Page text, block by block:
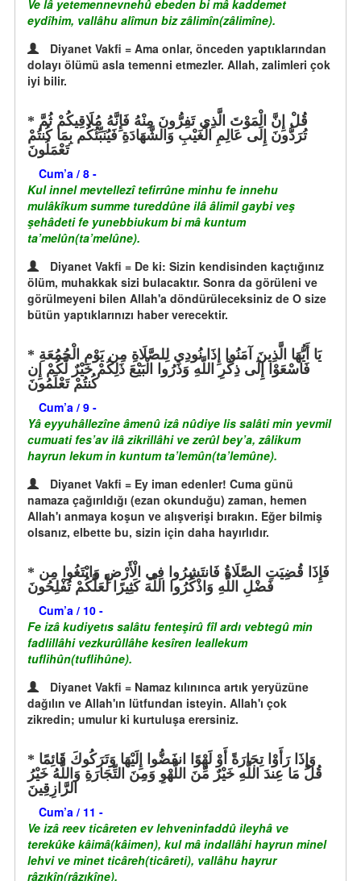
Ve lâ yetemennevnehû ebeden bi mâ kaddemet
eydîhim, vallâhu alîmun biz zâlimîn(zâlimîne).
Diyanet Vakfi = Ama onlar, önceden yaptıklarından
dolayı ölümü asla temenni etmezler. Allah, zalimleri çok
iyi bilir.
تُرَدُّونَ إِلَى عَالِمِ الْغَيْبِ وَالشَّهَادَةِ فَيُنَبِّئُكُم بِمَا كُنتُمْ
تَعْمَلُونَ
Cum’a / 8 -
Kul innel mevtellezî tefirrûne minhu fe innehu
mulâkîkum summe tureddûne ilâ âlimil gaybi veş
şehâdeti fe yunebbiukum bi mâ kuntum
ta’melûn(ta’melûne).
Diyanet Vakfi = De ki: Sizin kendisinden kaçtığınız
ölüm, muhakkak sizi bulacaktır. Sonra da görüleni ve
görülmeyeni bilen Allah'a döndürüleceksiniz de O size
bütün yaptıklarınızı haber verecektir.
فَاسْعَوْا إِلَى ذِكْرِ اللَّهِ وَذَرُوا الْبَيْعَ ذَلِكُمْ خَيْرٌ لَّكُمْ إِن
كُنتُمْ تَعْلَمُونَ
Cum’a / 9 -
Yâ eyyuhâllezîne âmenû izâ nûdiye lis salâti min yevmil
cumuati fes’av ilâ zikrillâhi ve zerûl bey’a, zâlikum
hayrun lekum in kuntum ta’lemûn(ta’lemûne).
Diyanet Vakfi = Ey iman edenler! Cuma günü
namaza çağırıldığı (ezan okunduğu) zaman, hemen
Allah'ı anmaya koşun ve alışverişi bırakın. Eğer bilmiş
olsanız, elbette bu, sizin için daha hayırlıdır.
فَضْلِ اللَّهِ وَاذْكُرُوا اللَّهَ كَثِيرًا لَّعَلَّكُمْ تُفْلِحُونَ
Cum’a / 10 -
Fe izâ kudiyetıs salâtu fenteşirû fîl ardı vebtegû min
fadlillâhi vezkurûllâhe kesîren leallekum
tuflihûn(tuflihûne).
Diyanet Vakfi = Namaz kılınınca artık yeryüzüne
dağılın ve Allah'ın lütfundan isteyin. Allah'ı çok
zikredin; umulur ki kurtuluşa erersiniz.
قُلْ مَا عِندَ اللَّهِ خَيْرٌ مِّنَ اللَّهْوِ وَمِنَ التِّجَارَةِ وَاللَّهُ خَيْرُ
الرَّازِقِينَ
Cum’a / 11 -
Ve izâ reev ticâreten ev lehveninfaddû ileyhâ ve
terekûke kâimâ(kâimen), kul mâ indallâhi hayrun minel
lehvi ve minet ticâreh(ticâreti), vallâhu hayrur
râzıkîn(râzıkîne).